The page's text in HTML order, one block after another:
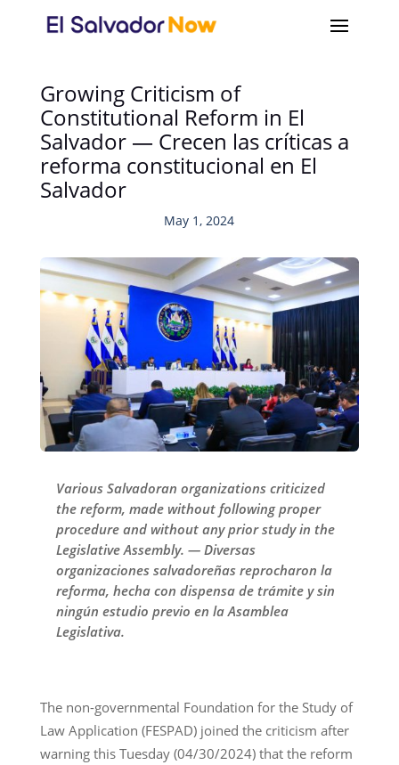
Growing Criticism of
Constitutional Reform in El
Salvador — Crecen las críticas a
reforma constitucional en El
Salvador
May 1, 2024
Various Salvadoran organizations criticized
the reform, made without following proper
procedure and without any prior study in the
Legislative Assembly. — Diversas
organizaciones salvadoreñas reprocharon la
reforma, hecha con dispensa de trámite y sin
ningún estudio previo en la Asamblea
Legislativa.
The non-governmental Foundation for the Study of
Law Application (FESPAD) joined the criticism after
warning this Tuesday (04/30/2024) that the reform